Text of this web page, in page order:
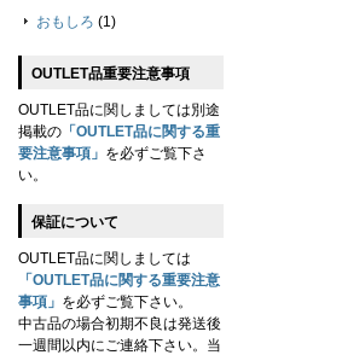
おもしろ (1)
OUTLET品重要注意事項
OUTLET品に関しましては別途
掲載の 「OUTLET品に関する重
要注意事項」 を必ずご覧下さ
い。
保証について
OUTLET品に関しましては
「OUTLET品に関する重要注意
事項」 を必ずご覧下さい。
中古品の場合初期不良は発送後
一週間以内にご連絡下さい。当